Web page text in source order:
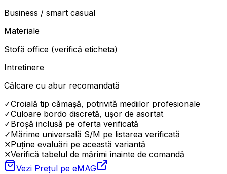
Business / smart casual
Materiale
Stofă office (verifică eticheta)
Intretinere
Călcare cu abur recomandată
✓Croială tip cămașă, potrivită mediilor profesionale
✓Culoare bordo discretă, ușor de asortat
✓Broșă inclusă pe oferta verificată
✓Mărime universală S/M pe listarea verificată
✕Puține evaluări pe această variantă
✕Verifică tabelul de mărimi înainte de comandă
Vezi Prețul pe eMAG